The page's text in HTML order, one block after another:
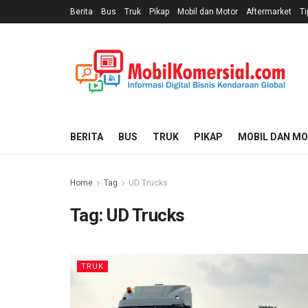
Berita Bus Truk Pikap Mobil dan Motor Aftermarket
BERITA BUS TRUK PIKAP MOBIL DAN
Home Tag UD Trucks
Tag: UD Trucks
TRUK